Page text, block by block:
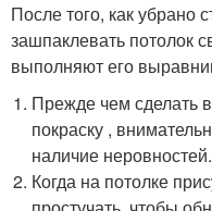
После того, как убрано
зашпаклевать потолок
выполняют его
Прежде чем сделать
покраску ,
наличие неровностей.
Когда на потолке